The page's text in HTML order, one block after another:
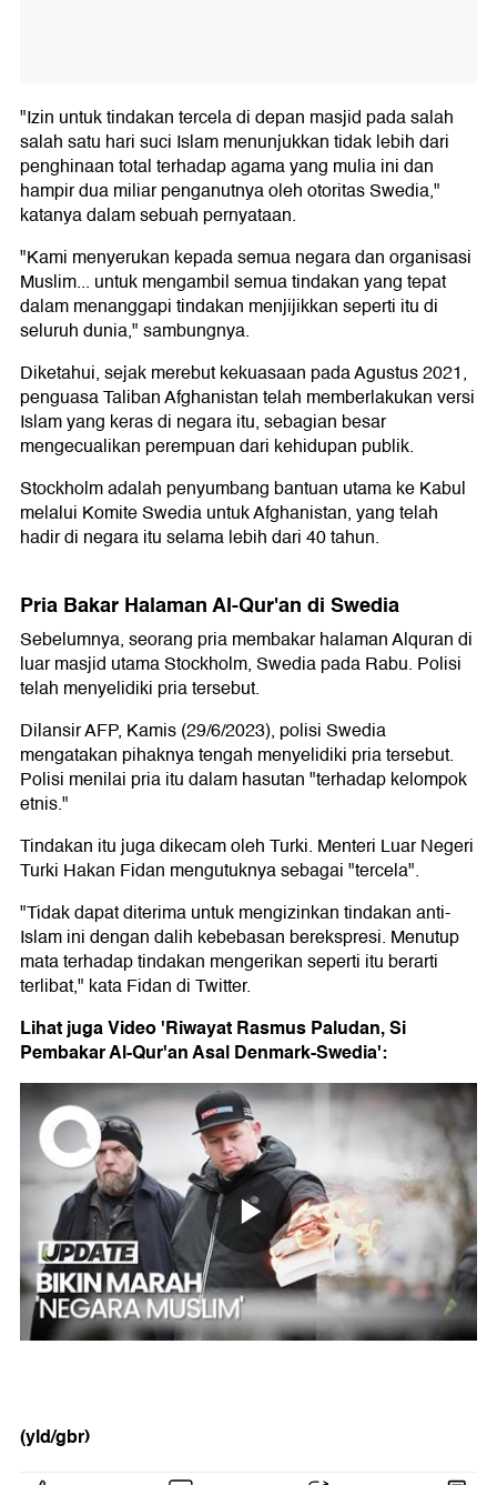
"Izin untuk tindakan tercela di depan masjid pada salah
salah satu hari suci Islam menunjukkan tidak lebih dari
penghinaan total terhadap agama yang mulia ini dan
hampir dua miliar penganutnya oleh otoritas Swedia,"
katanya dalam sebuah pernyataan.
"Kami menyerukan kepada semua negara dan organisasi
Muslim... untuk mengambil semua tindakan yang tepat
dalam menanggapi tindakan menjijikkan seperti itu di
seluruh dunia," sambungnya.
Diketahui, sejak merebut kekuasaan pada Agustus 2021,
penguasa Taliban Afghanistan telah memberlakukan versi
Islam yang keras di negara itu, sebagian besar
mengecualikan perempuan dari kehidupan publik.
Stockholm adalah penyumbang bantuan utama ke Kabul
melalui Komite Swedia untuk Afghanistan, yang telah
hadir di negara itu selama lebih dari 40 tahun.
Pria Bakar Halaman Al-Qur'an di Swedia
Sebelumnya, seorang pria membakar halaman Alquran di
luar masjid utama Stockholm, Swedia pada Rabu. Polisi
telah menyelidiki pria tersebut.
Dilansir AFP, Kamis (29/6/2023), polisi Swedia
mengatakan pihaknya tengah menyelidiki pria tersebut.
Polisi menilai pria itu dalam hasutan "terhadap kelompok
etnis."
Tindakan itu juga dikecam oleh Turki. Menteri Luar Negeri
Turki Hakan Fidan mengutuknya sebagai "tercela".
"Tidak dapat diterima untuk mengizinkan tindakan anti-
Islam ini dengan dalih kebebasan berekspresi. Menutup
mata terhadap tindakan mengerikan seperti itu berarti
terlibat," kata Fidan di Twitter.
Lihat juga Video 'Riwayat Rasmus Paludan, Si
Pembakar Al-Qur'an Asal Denmark-Swedia':
(yld/gbr)